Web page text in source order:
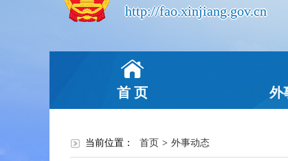
http://fao.xinjiang.gov.cn
首 页 外
当前位置： 首页 > 外事动态